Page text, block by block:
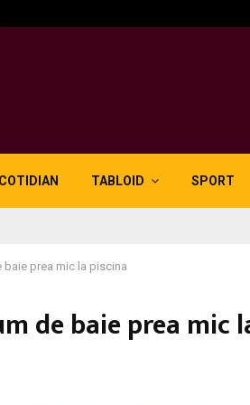
COTIDIAN TABLOID SPORT
prea mic la piscina
de baie prea mic